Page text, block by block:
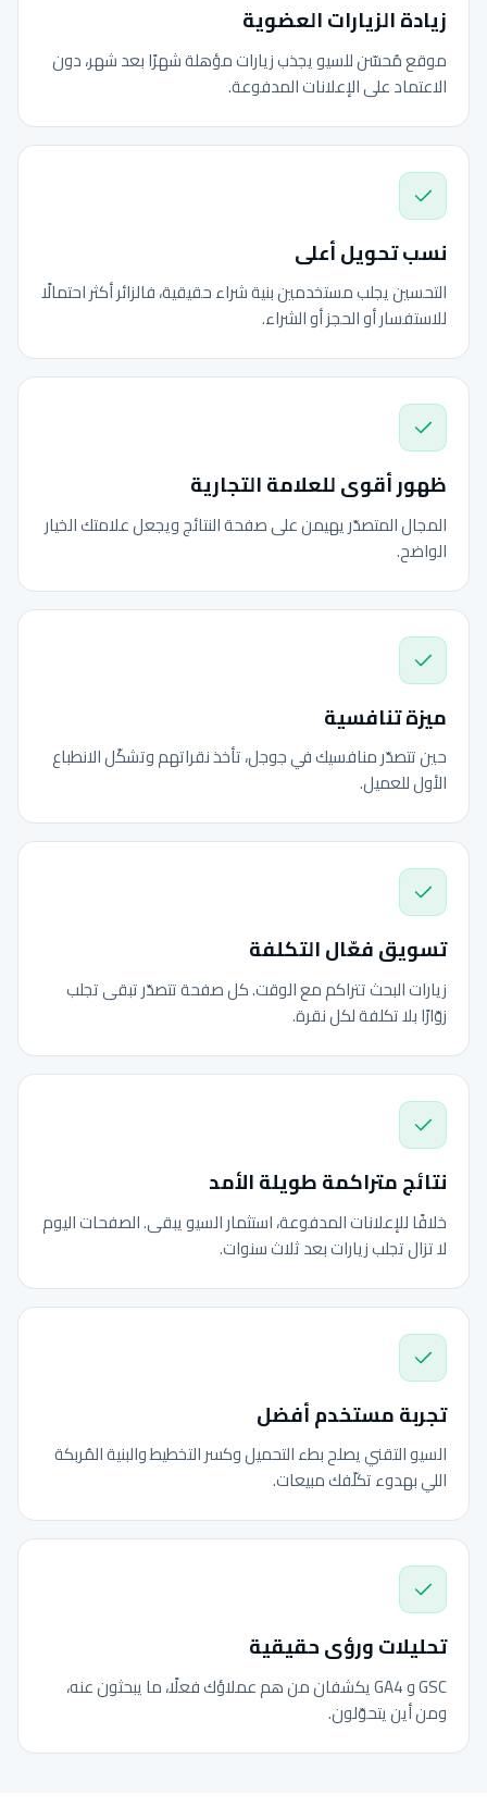
زيادة الزيارات العضوية
موقع مُحسّن للسيو يجذب زيارات مؤهلة شهرًا بعد شهر، دون
الاعتماد على الإعلانات المدفوعة.
نسب تحويل أعلى
التحسين يجلب مستخدمين بنية شراء حقيقية، فالزائر أكثر احتمالًا
للاستفسار أو الحجز أو الشراء.
ظهور أقوى للعلامة التجارية
المجال المتصدّر يهيمن على صفحة النتائج ويجعل علامتك الخيار
الواضح.
ميزة تنافسية
حين تتصدّر منافسيك في جوجل، تأخذ نقراتهم وتشكّل الانطباع
الأول للعميل.
تسويق فعّال التكلفة
زيارات البحث تتراكم مع الوقت. كل صفحة تتصدّر تبقى تجلب
زوّارًا بلا تكلفة لكل نقرة.
نتائج متراكمة طويلة الأمد
خلافًا للإعلانات المدفوعة، استثمار السيو يبقى. الصفحات اليوم
لا تزال تجلب زيارات بعد ثلاث سنوات.
تجربة مستخدم أفضل
السيو التقني يصلح بطء التحميل وكسر التخطيط والبنية المُربكة
اللي بهدوء تكلّفك مبيعات.
تحليلات ورؤى حقيقية
GSC و GA4 يكشفان من هم عملاؤك فعلًا، ما يبحثون عنه،
ومن أين يتحوّلون.